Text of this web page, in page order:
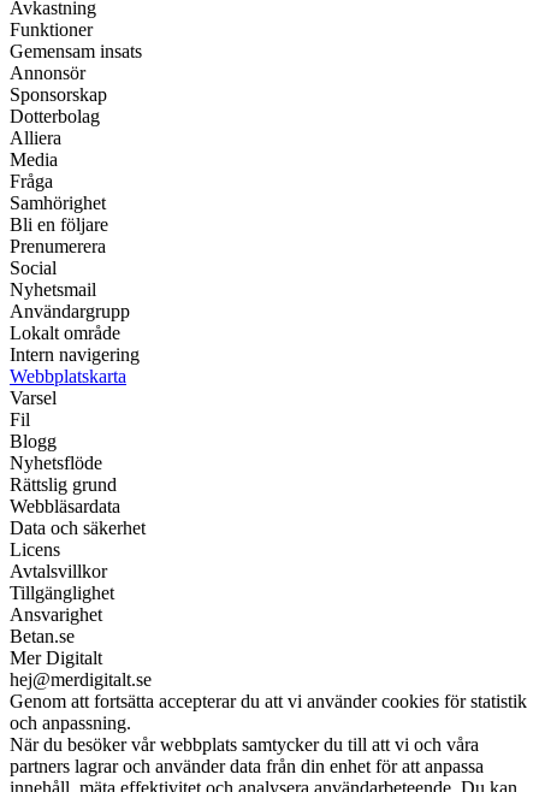
Avkastning
Funktioner
Gemensam insats
Annonsör
Sponsorskap
Dotterbolag
Alliera
Media
Fråga
Samhörighet
Bli en följare
Prenumerera
Social
Nyhetsmail
Användargrupp
Lokalt område
Intern navigering
Webbplatskarta
Varsel
Fil
Blogg
Nyhetsflöde
Rättslig grund
Webbläsardata
Data och säkerhet
Licens
Avtalsvillkor
Tillgänglighet
Ansvarighet
Betan.se
Mer Digitalt
hej@merdigitalt.se
Genom att fortsätta accepterar du att vi använder cookies för statistik
och anpassning.
När du besöker vår webbplats samtycker du till att vi och våra
partners lagrar och använder data från din enhet för att anpassa
innehåll, mäta effektivitet och analysera användarbeteende. Du kan